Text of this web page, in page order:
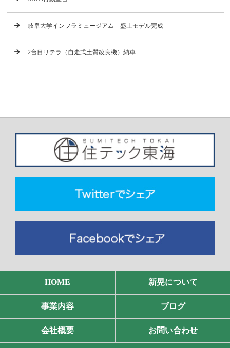
岐阜大学インフラミュージアム 盛土モデル完成
2台目リテラ（自走式土質改良機）納車
HOME 新晃について
事業内容 ブログ
会社概要 お問い合わせ